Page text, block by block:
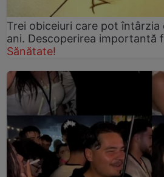
Trei obiceiuri care pot întârzia
ani. Descoperirea importantă
Sănătate!